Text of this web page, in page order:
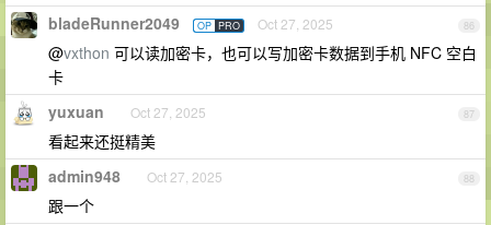
86
bladeRunner2049 OP PRO Oct 27, 2025
@vxthon 可以读加密卡，也可以写加密卡数据到手机 NFC 空白
卡
87
yuxuan Oct 27, 2025
看起来还挺精美
88
admin948 Oct 27, 2025
跟一个